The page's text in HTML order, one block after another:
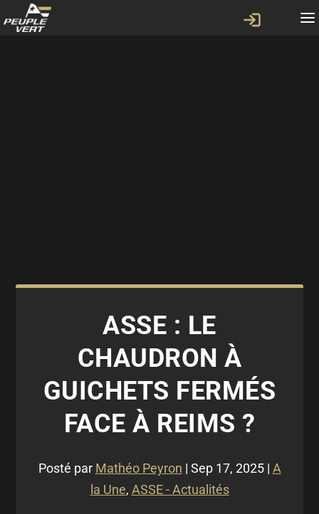
ASSE : LE
CHAUDRON À
GUICHETS FERMÉS
FACE À REIMS ?
Posté par Mathéo Peyron | Sep 17, 2025| A
la Une, ASSE - Actualités